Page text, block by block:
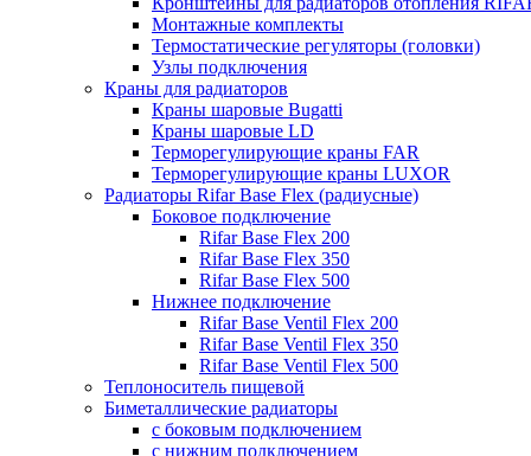
Монтажные комплекты
Термостатические регуляторы (головки)
Узлы подключения
Краны для радиаторов
Краны шаровые Bugatti
Краны шаровые LD
Терморегулирующие краны FAR
Терморегулирующие краны LUXOR
Радиаторы Rifar Base Flex (радиусные)
Боковое подключение
Rifar Base Flex 200
Rifar Base Flex 350
Rifar Base Flex 500
Нижнее подключение
Rifar Base Ventil Flex 200
Rifar Base Ventil Flex 350
Rifar Base Ventil Flex 500
Теплоноситель пищевой
Биметаллические радиаторы
с боковым подключением
с нижним подключением